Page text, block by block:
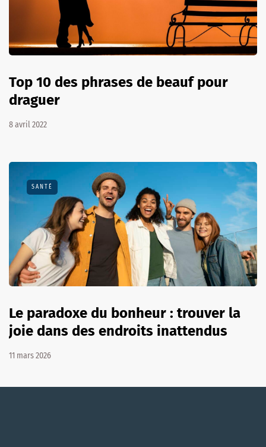
Top 10 des phrases de beauf pour
draguer
8 avril 2022
SANTÉ
Le paradoxe du bonheur : trouver la
joie dans des endroits inattendus
11 mars 2026